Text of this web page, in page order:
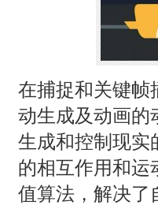
在捕捉和关键帧
动生成及动画的
生成和控制现实
的相互作用和运
值算法，解决了